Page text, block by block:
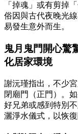
「掉魂」或有剪掉
俗因與古代夜晚光
易發生意外而生。
鬼月鬼門開心驚
化居家環境
謝沅瑾指出，不少
閉廟門（正門）。
好兄弟或感到特別
灑淨水儀式，以恢